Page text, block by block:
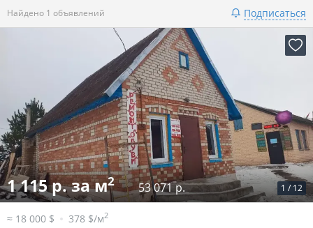
Найдено 1 объявлений Подписаться
1 / 12
1 115 р. за м2 53 071 р.
≈ 18 000 $ 378 $/м2